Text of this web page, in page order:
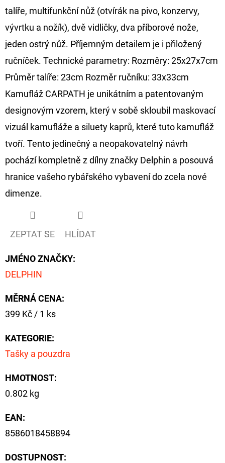
talíře, multifunkční nůž (otvírák na pivo, konzervy,
vývrtku a nožík), dvě vidličky, dva příborové nože,
jeden ostrý nůž. Příjemným detailem je i přiložený
ručníček. Technické parametry: Rozměry: 25x27x7cm
Průměr talíře: 23cm Rozměr ručníku: 33x33cm
Kamufláž CARPATH je unikátním a patentovaným
designovým vzorem, který v sobě skloubil maskovací
vizuál kamufláže a siluety kaprů, které tuto kamufláž
tvoří. Tento jedinečný a neopakovatelný návrh
pochází kompletně z dílny značky Delphin a posouvá
hranice vašeho rybářského vybavení do zcela nové
dimenze.
ZEPTAT SE HLÍDAT
JMÉNO ZNAČKY:
DELPHIN
MĚRNÁ CENA:
Měrná
399 Kč / 1 ks
KATEGORIE:
Tašky a pouzdra
HMOTNOST:
0.802 kg
EAN:
8586018458894
DOSTUPNOST:
E
OLOVĚNÁ
ZÁTĚŽ
CYBERBARBED
OTVOREM
36
Původně:
Kč